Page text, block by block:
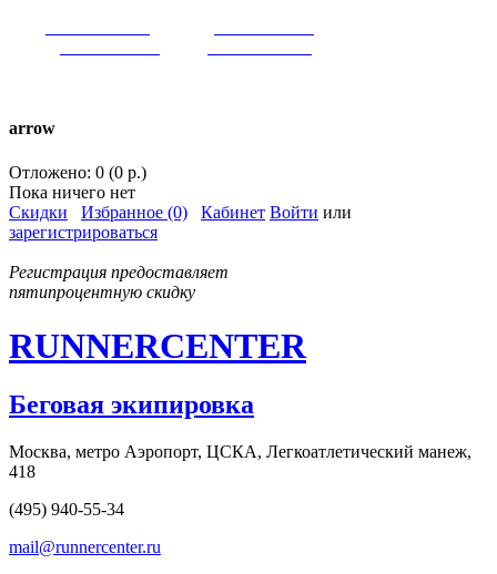
arrow
Отложено: 0 (0 р.)
Пока ничего нет
Скидки
Избранное (0) Кабинет Войти или
зарегистрироваться
Регистрация предоставляет
пятипроцентную скидку
RUNNERCENTER
Беговая экипировка
Москва, метро Аэропорт, ЦСКА, Легкоатлетический манеж,
418
(495) 940-55-34
mail@runnercenter.ru